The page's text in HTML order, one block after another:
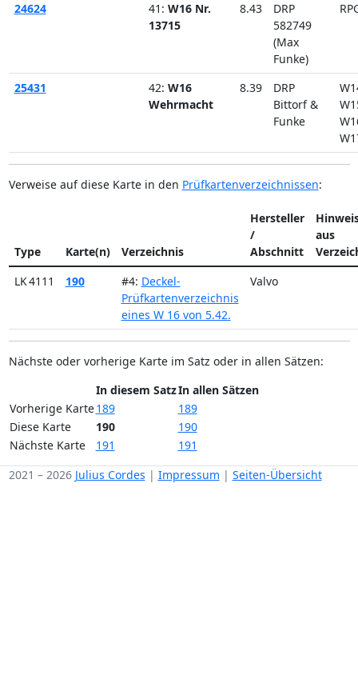
24624 41: W16 Nr.
13715
8.43
DRP
582749
(Max
Funke)
25431 42: W16
Wehrmacht
8.39
DRP
Bittorf &
Funke
Verweise auf diese Karte in den Prüfkartenverzeichnissen:
Type Karte(n) Verzeichnis
Hersteller
/
Abschnitt
aus
LK 4111
190 #4: Deckel-
Prüfkartenverzeichnis
eines W 16 von 5.42.
Valvo
Nächste oder vorherige Karte im Satz oder in allen Sätzen:
In diesem SatzIn allen Sätzen
Vorherige Karte189
189
Diese Karte
190
190
Nächste Karte
191
191
2021 – 2026 Julius Cordes | Impressum | Seiten-Übersicht